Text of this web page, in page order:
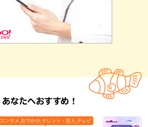
あなたへおすすめ！
エンタメ,おでかけ,タレント・芸人,テレビ